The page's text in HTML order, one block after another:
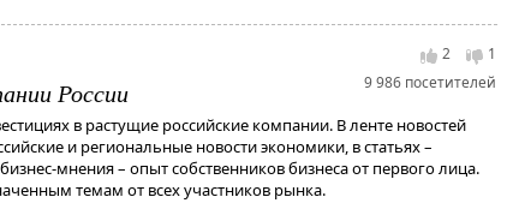
2
1
9 986 посетителей
России
в растущие российские компании. В ленте новостей
и региональные новости экономики, в статьях –
мнения – опыт собственников бизнеса от первого лица.
темам от всех участников рынка.